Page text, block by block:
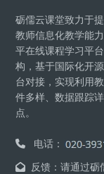
砺儒云课堂致力于
教师信息化教学能
平在线课程学习平
构，基于国际化开
台对接，实现利用
件多样、数据跟踪
点。
电话：
反馈：请通过砺